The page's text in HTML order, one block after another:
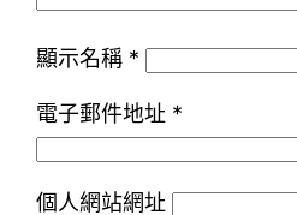
顯示名稱 *
電子郵件地址 *
個人網站網址